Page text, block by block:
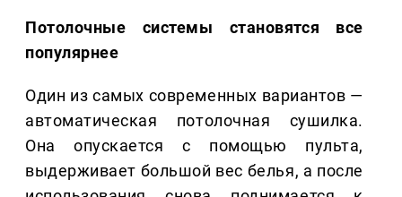
Потолочные системы становятся все
популярнее
Один из самых современных вариантов —
автоматическая потолочная сушилка.
Она опускается с помощью пульта,
выдерживает большой вес белья, а после